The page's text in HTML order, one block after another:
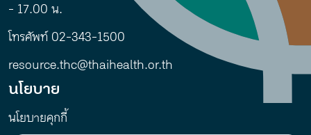
- 17.00 น.
โทรศัพท์ 02-343-1500
resource.thc@thaihealth.or.th
นโยบาย
นโยบายคุกกี้